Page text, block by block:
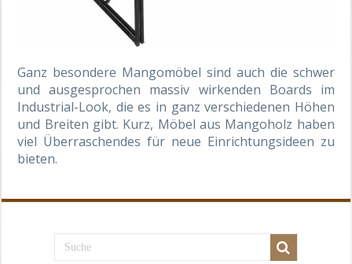
Ganz besondere Mangomöbel sind auch die schwer
und ausgesprochen massiv wirkenden Boards im
Industrial-Look, die es in ganz verschiedenen Höhen
und Breiten gibt. Kurz, Möbel aus Mangoholz haben
viel Überraschendes für neue Einrichtungsideen zu
bieten.